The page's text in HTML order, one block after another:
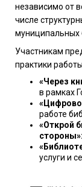
независимо от
числе
муниципальных
Участникам
практики
«Через
в рамках
работе
«Открой
стороны»:
услуги и